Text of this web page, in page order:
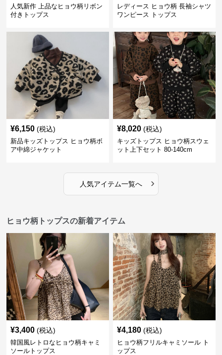
人気新作 上品なヒョウ柄リボン
付きトップス
レディース ヒョウ柄 長袖シャツ
ワンピース トップス
¥6,150 (税込)
新品キッズトップス ヒョウ柄ボ
ア中綿ジャケット
¥8,020 (税込)
キッズトップス ヒョウ柄スウェ
ット上下セット 80-140cm
人気アイテム一覧へ ›
ヒョウ柄トップスの新着アイテム
¥3,400 (税込)
韓国風レトロなヒョウ柄キャミ
ソールトップス
¥4,180 (税込)
ヒョウ柄フリルキャミソール ト
ップス